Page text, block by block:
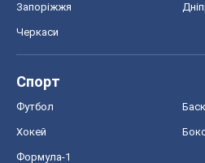
Запоріжжя
Черкаси
Спорт
Футбол
Хокей
Формула-1